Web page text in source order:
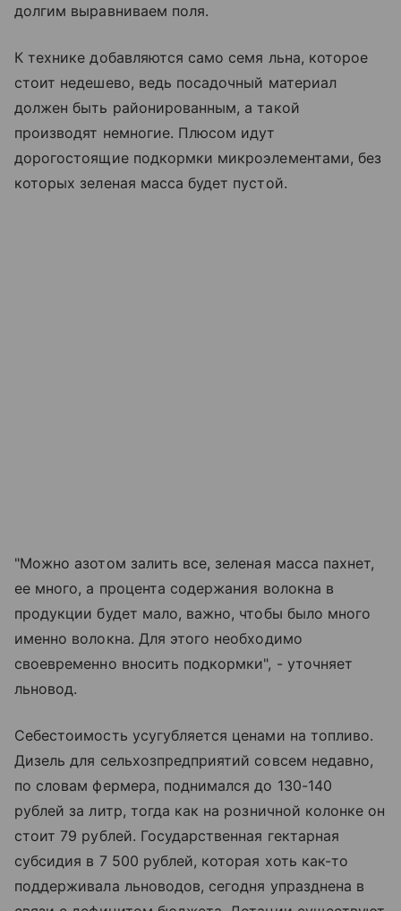
долгим выравниваем поля.
К технике добавляются само семя льна, которое
стоит недешево, ведь посадочный материал
должен быть районированным, а такой
производят немногие. Плюсом идут
дорогостоящие подкормки микроэлементами, без
которых зеленая масса будет пустой.
"Можно азотом залить все, зеленая масса пахнет,
ее много, а процента содержания волокна в
продукции будет мало, важно, чтобы было много
именно волокна. Для этого необходимо
своевременно вносить подкормки", - уточняет
льновод.
Себестоимость усугубляется ценами на топливо.
Дизель для сельхозпредприятий совсем недавно,
по словам фермера, поднимался до 130-140
рублей за литр, тогда как на розничной колонке он
стоит 79 рублей. Государственная гектарная
субсидия в 7 500 рублей, которая хоть как-то
поддерживала льноводов, сегодня упразднена в